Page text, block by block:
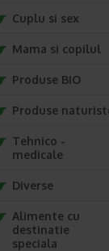
Cuplu si sex
Mama si copilul
Produse BIO
Produse
Tehnico -
medicale
Diverse
Alimente cu
destinatie
speciala